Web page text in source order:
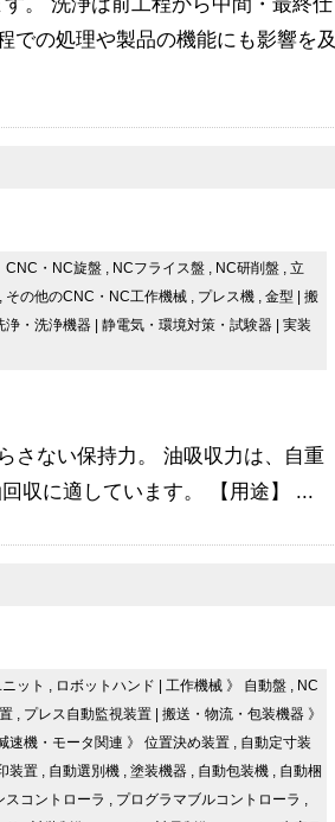
での処理や製品の機能にも影響を及
CNC・NC旋盤 , NCフライス盤 , NC研削盤 , 立
, その他のCNC・NC工作機械 , プレス機 , 金型
搬
浄・洗浄機器 静電気・環境対策・試験器
実装
さない保持力。 油吸収力は、自重
収に適しています。 【用途】 ...
ット ロボットハンド | 工作機械 》 自動盤
NC
プレス自動監視装置 | 搬送・物流・包装機器 》
速機・モータ関連 》 位置決め装置
自動定寸装
装置 自動選別機 塗装機器 自動包装機
自動梱
スコントローラ プログラマブルコントローラ